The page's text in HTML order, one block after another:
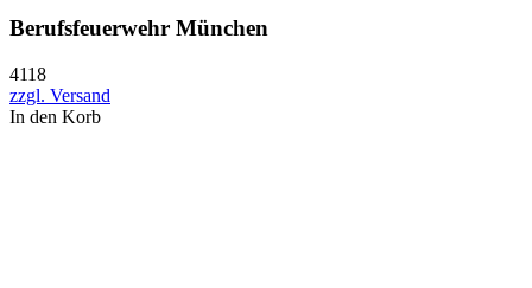
Berufsfeuerwehr München
4118
zzgl. Versand
In den Korb